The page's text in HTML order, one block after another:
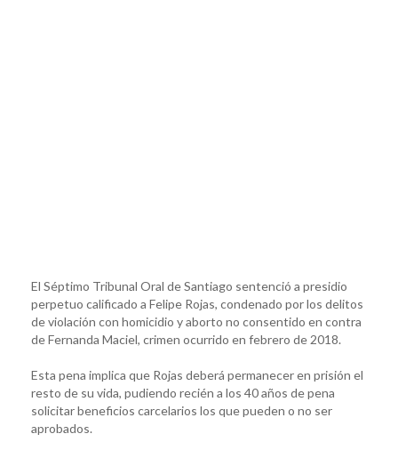
El Séptimo Tribunal Oral de Santiago sentenció a presidio
perpetuo calificado a Felipe Rojas, condenado por los delitos
de violación con homicidio y aborto no consentido en contra
de Fernanda Maciel, crimen ocurrido en febrero de 2018.
Esta pena implica que Rojas deberá permanecer en prisión el
resto de su vida, pudiendo recién a los 40 años de pena
solicitar beneficios carcelarios los que pueden o no ser
aprobados.